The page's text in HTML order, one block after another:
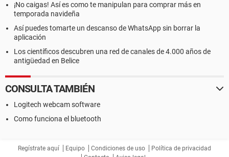
¡No caigas! Así es como te manipulan para comprar más en
temporada navideña
Así puedes tomarte un descanso de WhatsApp sin borrar la
aplicación
Los científicos descubren una red de canales de 4.000 años de
antigüedad en Belice
CONSULTA TAMBIÉN
Logitech webcam software
Como funciona el bluetooth
Regístrate aquí Equipo Condiciones de uso
Política de privacidad